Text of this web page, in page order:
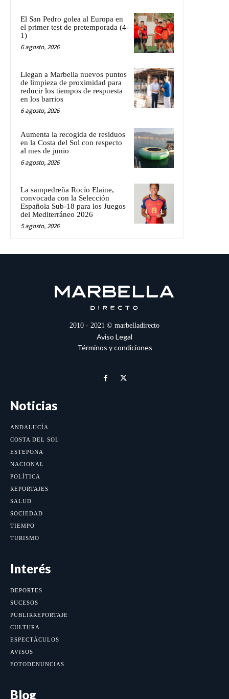
El San Pedro golea al Europa en
el primer test de pretemporada (4-
1)
6 agosto, 2026
Llegan a Marbella nuevos puntos
de limpieza de proximidad para
reducir los tiempos de respuesta
en los barrios
6 agosto, 2026
Aumenta la recogida de residuos
en la Costa del Sol con respecto
al mes de junio
6 agosto, 2026
La sampedreña Rocío Elaine,
convocada con la Selección
Española Sub-18 para los Juegos
del Mediterráneo 2026
5 agosto, 2026
2010 - 2021 © marbelladirecto
Aviso Legal
Términos y condiciones
Noticias
ANDALUCÍA
COSTA DEL SOL
ESTEPONA
NACIONAL
POLÍTICA
REPORTAJES
SALUD
SOCIEDAD
TIEMPO
TURISMO
Interés
DEPORTES
SUCESOS
PUBLIRREPORTAJE
CULTURA
ESPECTÁCULOS
AVISOS
FOTODENUNCIAS
Blog